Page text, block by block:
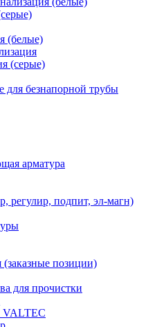
(белые)
(серые)
безнапорной трубы
арматура
регулир, подпит, эл-магн)
позиции)
для прочистки
VALTEC